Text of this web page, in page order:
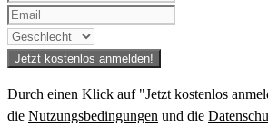
Durch einen Klick auf "Jetzt kostenlos
die Nutzungsbedingungen und die